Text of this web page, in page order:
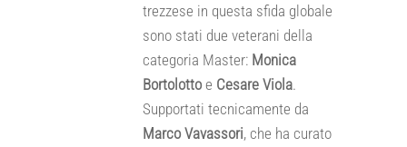
trezzese in questa sfida globale
sono stati due veterani della
categoria Master: Monica
Bortolottoe Cesare Viola.
Supportati tecnicamente da
Marco Vavassori, che ha curato